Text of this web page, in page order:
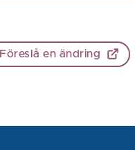
Föreslå en ändring